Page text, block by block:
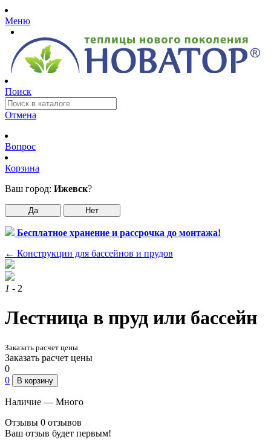
Меню
Поиск
Отмена
Вопрос
Корзина
Ваш город: Ижевск?
Да Нет
Бесплатное хранение и рассрочка до монтажа!
← Конструкции для бассейнов и прудов
1 - 2
Лестница в пруд или бассейн
Заказать расчет цены
Заказать расчет цены
0
0
В корзину
Наличие — Много
Отзывы 0 отзывов
Ваш отзыв будет первым!